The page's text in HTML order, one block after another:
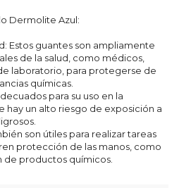
Dermolite Azul:
Estos guantes son ampliamente
de la salud, como médicos,
laboratorio, para protegerse de
químicas.
para su uso en la
hay un alto riesgo de exposición a
son útiles para realizar tareas
protección de las manos, como
de productos químicos.